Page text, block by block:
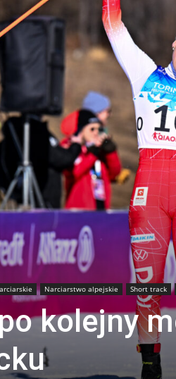
Narciarstwo alpejskie Short track
kolejny